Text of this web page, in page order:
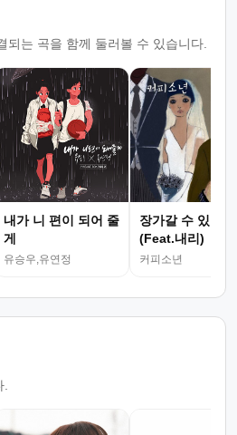
되는 곡을 함께 둘러볼 수 있습니다.
내가 니 편이 되어 줄
게
유승우,유연정
장가갈 수 있을까
(Feat.내리)
커피소년